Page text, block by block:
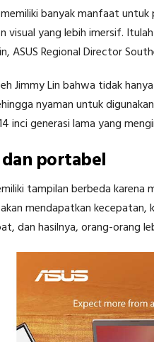
banyak manfaat
visual yang lebih imersif.
ASUS Regional Director
Jimmy Lin bahwa tidak
nyaman untuk
inci generasi lama yang
portabel
tampilan berbeda karena
mendapatkan kecepatan,
dan hasilnya, orang-orang